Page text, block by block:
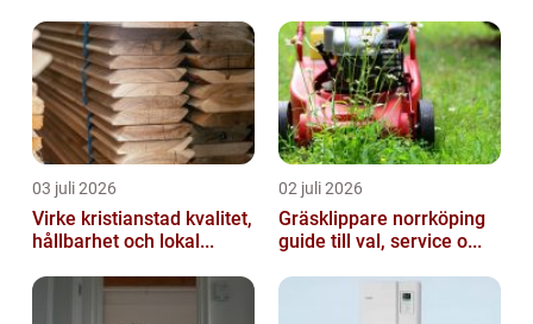
03 juli 2026
Virke kristianstad kvalitet,
hållbarhet och lokal...
02 juli 2026
Gräsklippare norrköping
guide till val, service o...